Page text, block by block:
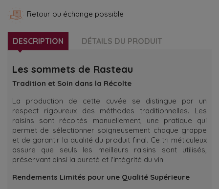
Retour ou échange possible
DESCRIPTION DÉTAILS DU PRODUIT
Les sommets de Rasteau
Tradition et Soin dans la Récolte
La production de cette cuvée se distingue par un
respect rigoureux des méthodes traditionnelles. Les
raisins sont récoltés manuellement, une pratique qui
permet de sélectionner soigneusement chaque grappe
et de garantir la qualité du produit final. Ce tri méticuleux
assure que seuls les meilleurs raisins sont utilisés,
préservant ainsi la pureté et l'intégrité du vin.
Rendements Limités pour une Qualité Supérieure